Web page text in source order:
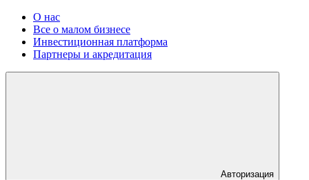
О нас
Все о малом бизнесе
Инвестиционная платформа
Партнеры и акредитация
Авторизация